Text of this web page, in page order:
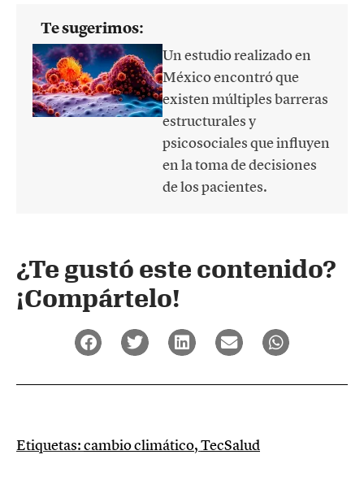
Te sugerimos:
Un estudio realizado en
México encontró que
existen múltiples barreras
estructurales y
psicosociales que influyen
en la toma de decisiones
de los pacientes.
¿Te gustó este contenido?
¡Compártelo!
Etiquetas:cambio climático,TecSalud